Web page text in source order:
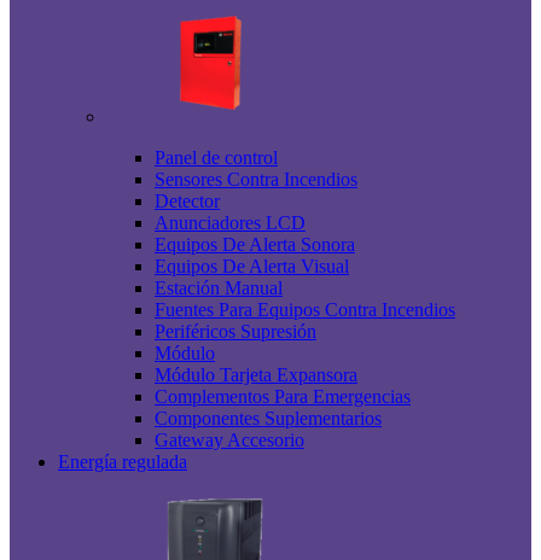
Panel de control
Sensores Contra Incendios
Detector
Anunciadores LCD
Equipos De Alerta Sonora
Equipos De Alerta Visual
Estación Manual
Fuentes Para Equipos Contra Incendios
Periféricos Supresión
Módulo
Módulo Tarjeta Expansora
Complementos Para Emergencias
Componentes Suplementarios
Gateway Accesorio
Energía regulada